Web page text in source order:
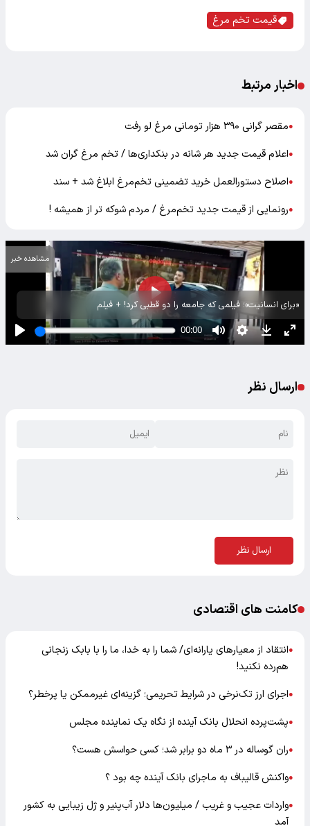
قیمت تخم مرغ
اخبار مرتبط
●مقصر گرانی ۳۹۰ هزار تومانی مرغ لو رفت
●اعلام قیمت جدید هر شانه در بنکداری‌ها / تخم‌ مرغ گران شد
●اصلاح دستورالعمل خرید تضمینی تخم‌مرغ ابلاغ شد + سند
●رونمایی از قیمت جدید تخم‌مرغ / مردم شوکه تر از همیشه !
«برای انسانیت»؛ فیلمی که جامعه را دو قطبی کرد! + فیلم
مشاهده خبر
ارسال نظر
ارسال نظر
کامنت های اقتصادی
●انتقاد از معیارهای یارانه‌ای/ شما را به خدا، ما را با بابک زنجانی
هم‌رده نکنید!
●اجرای ارز تک‌نرخی در شرایط تحریمی؛ گزینه‌ای غیرممکن یا پرخطر؟
●پشت‌پرده انحلال بانک آینده از نگاه یک نماینده مجلس
●ران گوساله در ۳ ماه دو برابر شد؛ کسی حواسش هست؟
●واکنش قالیباف به ماجرای بانک آینده چه بود ؟
●واردات عجیب و غریب / میلیون‌ها دلار آب‌پنیر و ژل زیبایی به کشور
آمد